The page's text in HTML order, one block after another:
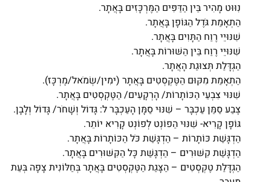
נִוּוּט מָהִיר בֵּין הַדַּפִּים הַמֶּרְכָּזִים בָּאֲתָר.
הַתְאָמַת גֹּדֶל הַגּוֹפָן בָּאֲתָר.
שִׁנּוּיֵי רֶוַח הַתָּוִים בָּאֲתָר.
שִׁנּוּיֵי רֶוַח בֵּין הַשּׁוּרוֹת בָּאֲתָר.
הַגְדָּלַת תְּצוּגַת הָאֲתָר.
הַתְאָמַת מִקּוּם הַטֶּקְסְטִים בָּאֲתָר (ימִין/שְׂמֹאל/מֶרְכָּז).
שִׁנּוּי צִבְעֵי הַכּוֹתָרוֹת/ הָרְקָעִים/ הַטֶּקְסְטִים בָּאֲתָר.
צֶבַע סַמַּן עַכְבָּר – שִׁנּוּי סַמָּן הָעַכְבָּר ל: גָּדוֹל וְשָׁחֹר/ גָּדוֹל וְלָבָן.
גּוֹפָן קָרִיא- שִׁנּוּי הַפוֹנְט לְפוֹנְט קָרִיא יוֹתֵר.
הַדְגָּשַׁת כּוֹתָרוֹת – הַדְגָּשַׁת כֹּל הַכּוֹתָרוֹת בָּאֲתָר.
הַדְגָּשַׁת קִשּׁוּרִים – הַדְגָּשַׁת כָּל הַקִּשּׁוּרִים בָּאֲתָר.
הַגְדָּלַת טֶקְסְטִים – הַצָּגַת הַטֶּקְסְטִים בָּאֲתָר בְּחַלּוֹנִית צָפָה בְּעֵת